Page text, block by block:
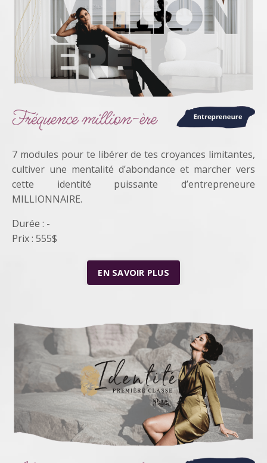
7 modules pour te libérer de tes croyances limitantes,
cultiver une mentalité d’abondance et marcher vers
cette identité puissante d’entrepreneure
MILLIONNAIRE.
Durée : -
Prix : 555$
EN SAVOIR PLUS